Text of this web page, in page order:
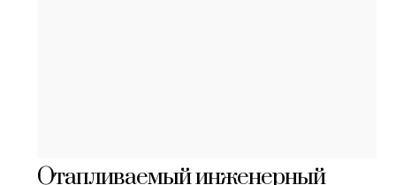
Отапливаемый инженерный